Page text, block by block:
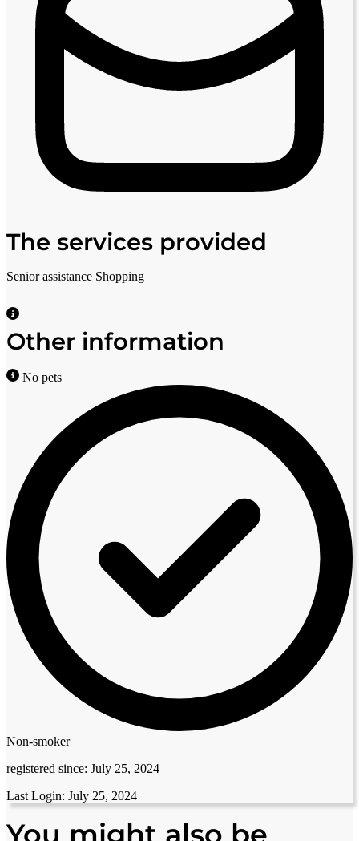
The services provided
Senior assistance Shopping
Other information
No pets
Non-smoker
registered since: July 25, 2024
Last Login: July 25, 2024